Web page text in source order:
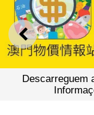
ANTERIOR
Descarreguem